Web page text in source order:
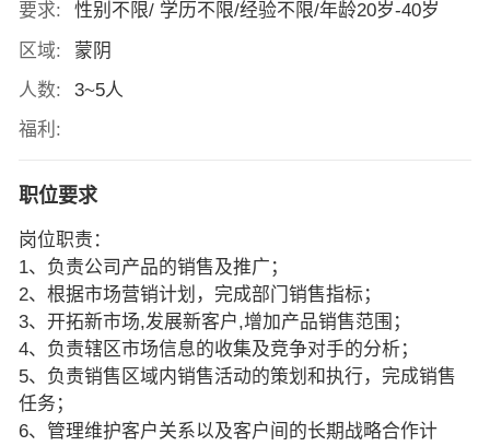
要求:
性别不限/ 学历不限/经验不限/年龄20岁-40岁
区域:
蒙阴
人数:
3~5人
福利:
职位要求
岗位职责：
1、负责公司产品的销售及推广；
2、根据市场营销计划，完成部门销售指标；
3、开拓新市场,发展新客户,增加产品销售范围；
4、负责辖区市场信息的收集及竞争对手的分析；
5、负责销售区域内销售活动的策划和执行，完成销售
任务；
6、管理维护客户关系以及客户间的长期战略合作计